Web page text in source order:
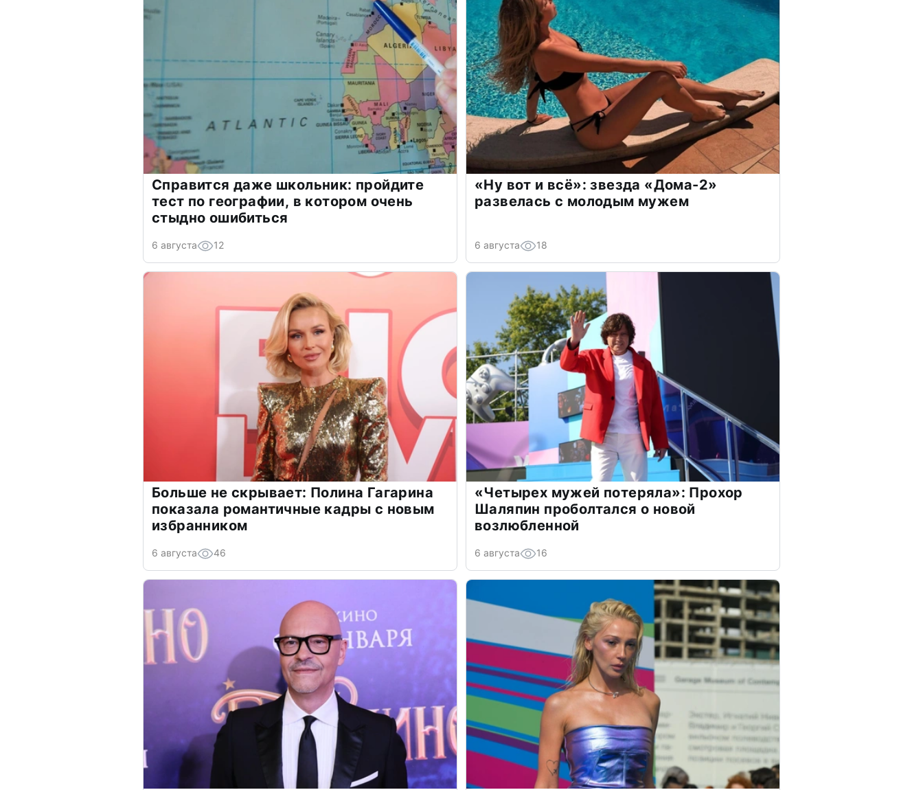
Справится даже школьник: пройдите
тест по географии, в котором очень
стыдно ошибиться
6 августа 12
«Ну вот и всё»: звезда «Дома-2»
развелась с молодым мужем
6 августа 18
Больше не скрывает: Полина Гагарина
показала романтичные кадры с новым
избранником
6 августа 46
«Четырех мужей потеряла»: Прохор
Шаляпин проболтался о новой
возлюбленной
6 августа 16